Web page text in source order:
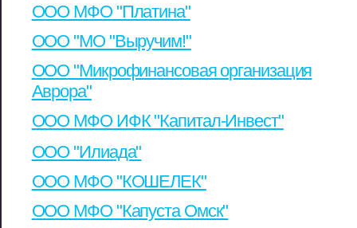
ООО МФО "Платина"
ООО "МО "Выручим!"
ООО "Микрофинансовая организация
Аврора"
ООО МФО ИФК "Капитал-Инвест"
ООО "Илиада"
ООО МФО "КОШЕЛЕК"
ООО МФО "Капуста Омск"